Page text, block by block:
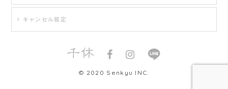
© 2020 Senkyu INC.
キャンセル規定